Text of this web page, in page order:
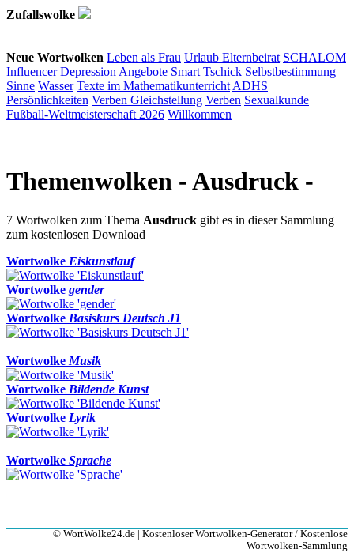
Zufallswolke
Neue Wortwolken Leben als Frau Urlaub Elternbeirat SCHALOM
Influencer Depression Angebote Smart Tschick Selbstbestimmung
Sinne Wasser Texte im Mathematikunterricht ADHS
Persönlichkeiten Verben Gleichstellung Verben Sexualkunde
Fußball-Weltmeisterschaft 2026 Willkommen
Themenwolken - Ausdruck -
7 Wortwolken zum Thema Ausdruck gibt es in dieser Sammlung
zum kostenlosen Download
Wortwolke Eiskunstlauf
Wortwolke gender
Wortwolke Basiskurs Deutsch J1
Wortwolke Musik
Wortwolke Bildende Kunst
Wortwolke Lyrik
Wortwolke Sprache
© WortWolke24.de | Kostenloser Wortwolken-Generator / Kostenlose
Wortwolken-Sammlung